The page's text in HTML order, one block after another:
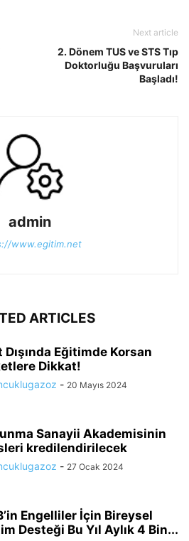
Next article
2. Dönem TUS ve STS Tıp
Doktorluğu Başvuruları
Başladı!
admin
www.egitim.net
ARTICLES
Dışında Eğitimde Korsan
Dikkat!
- 20 Mayıs 2024
Sanayii Akademisinin
kredilendirilecek
- 27 Ocak 2024
Engelliler İçin Bireysel
Desteği Bu Yıl Aylık 4 Bin...